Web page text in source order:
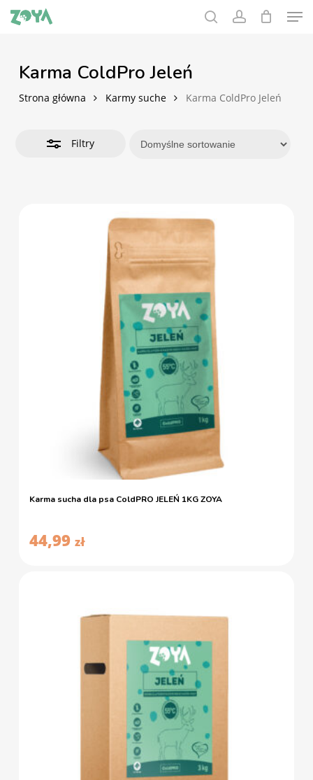
Skip
contentKarma ColdPro Jeleń
Strona główna Karmy suche Karma ColdPro Jeleń
Filtry
Karma sucha dla psa ColdPRO JELEŃ 1KG ZOYA
44,99 zł